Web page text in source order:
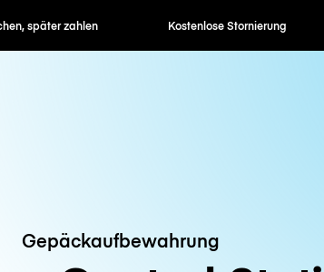
Kostenlose Stornierung Stunden- /
Gepäckaufbewahrung